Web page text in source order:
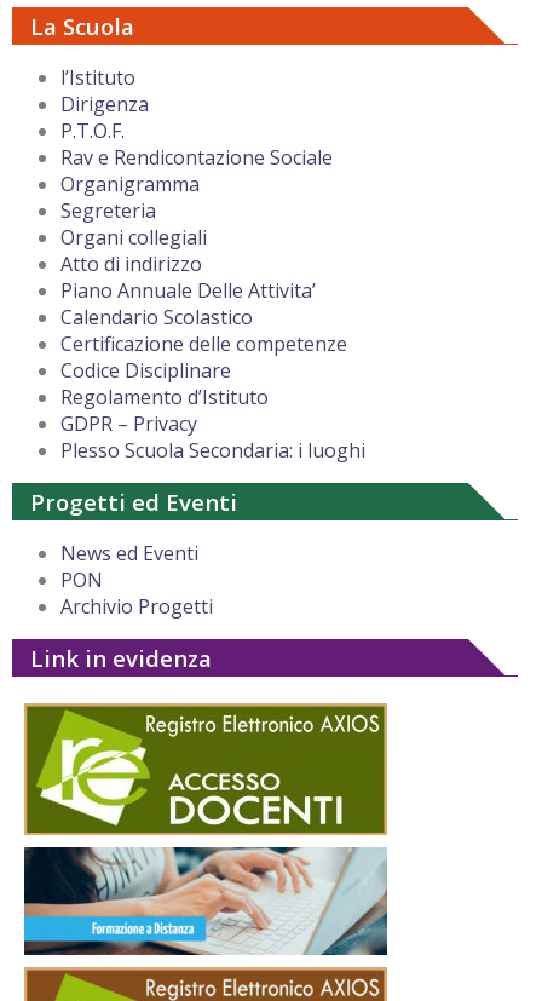
La Scuola
l’Istituto
Dirigenza
P.T.O.F.
Rav e Rendicontazione Sociale
Organigramma
Segreteria
Organi collegiali
Atto di indirizzo
Piano Annuale Delle Attivita’
Calendario Scolastico
Certificazione delle competenze
Codice Disciplinare
Regolamento d’Istituto
GDPR – Privacy
Plesso Scuola Secondaria: i luoghi
Progetti ed Eventi
News ed Eventi
PON
Archivio Progetti
Link in evidenza